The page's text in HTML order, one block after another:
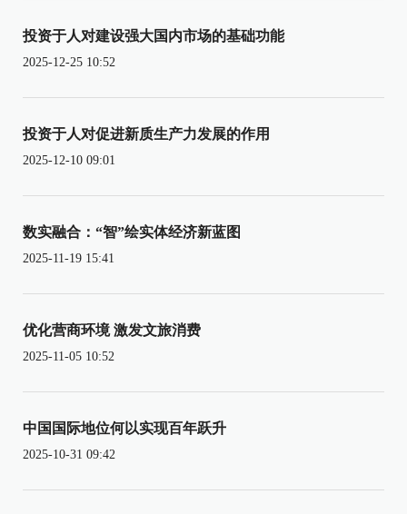
投资于人对建设强大国内市场的基础功能
2025-12-25 10:52
投资于人对促进新质生产力发展的作用
2025-12-10 09:01
数实融合：“智”绘实体经济新蓝图
2025-11-19 15:41
优化营商环境 激发文旅消费
2025-11-05 10:52
中国国际地位何以实现百年跃升
2025-10-31 09:42